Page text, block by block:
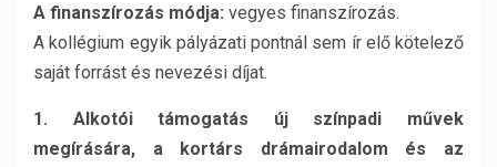
A finanszírozás módja: vegyes finanszírozás.
A kollégium egyik pályázati pontnál sem ír elő kötelező
saját forrást és nevezési díjat.
1. Alkotói támogatás új színpadi művek
megírására, a kortárs drámairodalom és az